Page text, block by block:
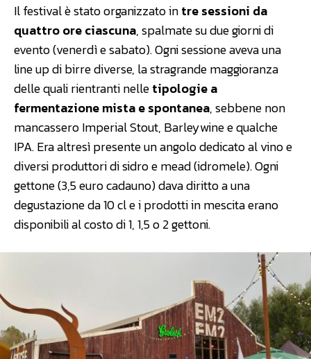
Il festival è stato organizzato intre sessioni da
quattro ore ciascuna, spalmate su due giorni di
evento (venerdì e sabato). Ogni sessione aveva una
line up di birre diverse, la stragrande maggioranza
delle quali rientranti nelletipologie a
fermentazione mista e spontanea, sebbene non
mancassero Imperial Stout, Barleywine e qualche
IPA. Era altresì presente un angolo dedicato al vino e
diversi produttori di sidro e mead (idromele). Ogni
gettone (3,5 euro cadauno) dava diritto a una
degustazione da 10 cl e i prodotti in mescita erano
disponibili al costo di 1, 1,5 o 2 gettoni.